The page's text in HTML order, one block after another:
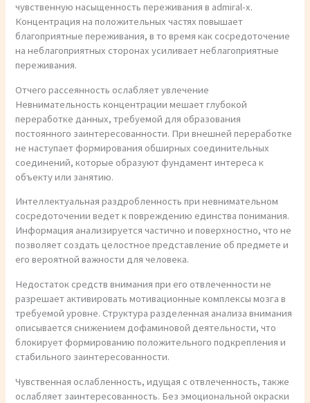
чувственную насыщенность переживания в admiral-x.
Концентрация на положительных частях повышает
благоприятные переживания, в то время как сосредоточение
на неблагоприятных сторонах усиливает неблагоприятные
переживания.
Отчего рассеянность ослабляет увлечение
Невнимательность концентрации мешает глубокой
переработке данных, требуемой для образования
постоянного заинтересованности. При внешней переработке
не наступает формирования обширных соединительных
соединений, которые образуют фундамент интереса к
объекту или занятию.
Интеллектуальная раздробленность при невнимательном
сосредоточении ведет к повреждению единства понимания.
Информация анализируется частично и поверхностно, что не
позволяет создать целостное представление об предмете и
его вероятной важности для человека.
Недостаток средств внимания при его отвлеченности не
разрешает активировать мотивационные комплексы мозга в
требуемой уровне. Структура разделенная анализа внимания
описывается снижением дофаминовой деятельности, что
блокирует формированию положительного подкрепления и
стабильного заинтересованности.
Чувственная ослабленность, идущая с отвлеченность, также
ослабляет заинтересованность. Без эмоциональной окраски